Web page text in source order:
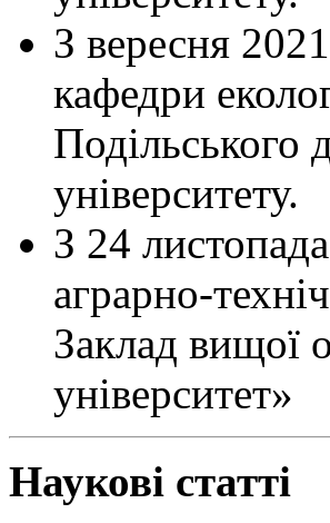
З вересня
кафедри
Подільського
університету.
З 24
аграрно-
Заклад вищої
університет»
Наукові статті